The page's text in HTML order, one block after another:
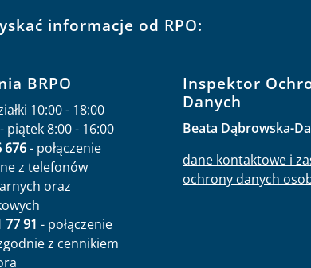
informacje od RPO:
BRPO
10:00 - 18:00
piątek 8:00 - 16:00
676- połączenie
z telefonów
oraz
77 91 - połączenie
z cennikiem
Inspektor
Danych
Beata Dąbrowska-
dane kontaktowe i
ochrony danych